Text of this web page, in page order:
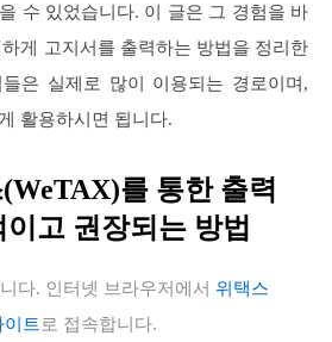
수 있었습니다. 이 글은 그 경험을 바
게 고지서를 출력하는 방법을 정리한
은 실제로 많이 이용되는 경로이며,
활용하시면 됩니다.
를 통한 출력
고 권장되는 방법
다. 인터넷 브라우저에서 위택스
트 로 접속합니다.